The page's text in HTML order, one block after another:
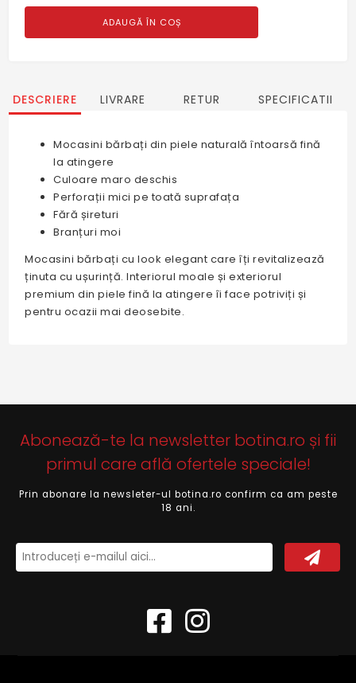
ADAUGĂ ÎN COȘ
DESCRIERE LIVRARE RETUR SPECIFICATII
Mocasini bărbați din piele naturală întoarsă fină
la atingere
Culoare maro deschis
Perforații mici pe toată suprafața
Fără șireturi
Branțuri moi
Mocasini bărbați cu look elegant care îți revitalizează
ținuta cu ușurință. Interiorul moale și exteriorul
premium din piele fină la atingere îi face potriviți și
pentru ocazii mai deosebite.
Abonează-te la newsletter botina.ro și fii
primul care află ofertele speciale!
Prin abonare la newsleter-ul botina.ro confirm ca am peste
18 ani.